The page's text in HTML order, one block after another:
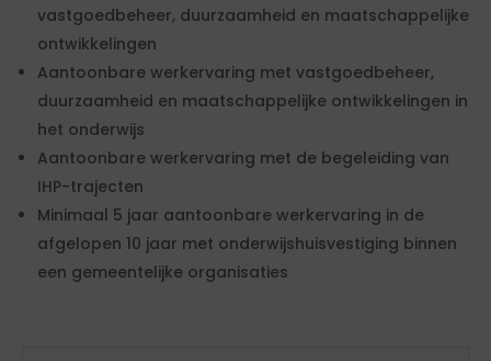
vastgoedbeheer, duurzaamheid en maatschappelijke
ontwikkelingen
Aantoonbare werkervaring met vastgoedbeheer,
duurzaamheid en maatschappelijke ontwikkelingen in
het onderwijs
Aantoonbare werkervaring met de begeleiding van
IHP-trajecten
Minimaal 5 jaar aantoonbare werkervaring in de
afgelopen 10 jaar met onderwijshuisvestiging binnen
een gemeentelijke organisaties